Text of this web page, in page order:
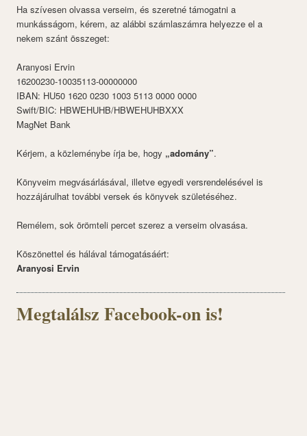
Ha szívesen olvassa verseim, és szeretné támogatni a
munkásságom, kérem, az alábbi számlaszámra helyezze el a
nekem szánt összeget:
Aranyosi Ervin
16200230-10035113-00000000
IBAN: HU50 1620 0230 1003 5113 0000 0000
Swift/BIC: HBWEHUHB/HBWEHUHBXXX
MagNet Bank
Kérjem, a közleménybe írja be, hogy „adomány”.
Könyveim megvásárlásával, illetve egyedi versrendelésével is
hozzájárulhat további versek és könyvek születéséhez.
Remélem, sok örömteli percet szerez a verseim olvasása.
Köszönettel és hálával támogatásáért:
Aranyosi Ervin
Megtalálsz Facebook-on is!